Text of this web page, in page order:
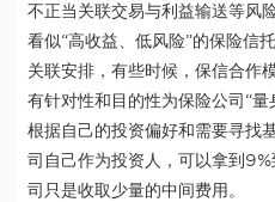
不正当关联交易与利益输送等风
看似“高收益、低风险”的保险信
关联安排，有些时候，保信合作
有针对性和目的性为保险公司“
根据自己的投资偏好和需要寻找
司自己作为投资人，可以拿到
司只是收取少量的中间费用。